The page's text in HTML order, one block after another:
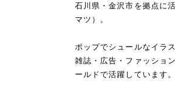
石川県・金沢市を拠点に
マツ）。
ポップでシュールなイラ
雑誌・広告・ファッショ
ールドで活躍しています。